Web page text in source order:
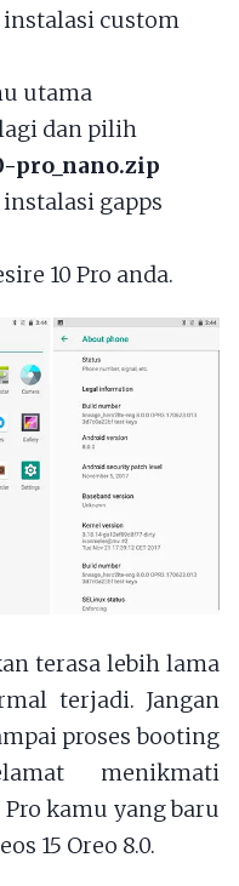
instalasi custom
utama
dan pilih
pro_nano.zip
gapps
10 Pro anda.
terasa lebih lama
terjadi. Jangan
proses booting
menikmati
Pro kamu yang baru
15 Oreo 8.0.